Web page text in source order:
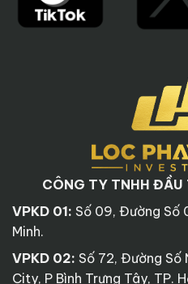
CÔNG TY TNHH ĐẦU
VPKD 01: Số 09, Đường Số
Minh.
VPKD 02: Số 72, Đường Số
City, P Bình Trưng Tây, TP.